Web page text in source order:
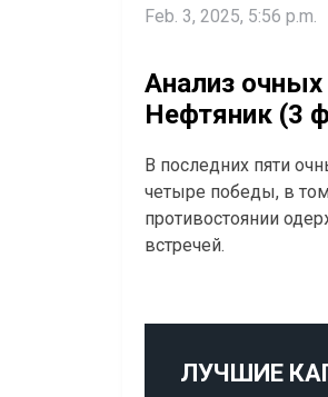
Feb. 3, 2025, 5:56 p.m.
Анализ очных
Нефтяник (3
В последних пяти
четыре победы, в
противостоянии
встречей.
ЛУЧШИЕ